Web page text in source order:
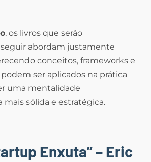
, os livros que serão
abordam justamente
conceitos, frameworks e
ser aplicados na prática
uma mentalidade
sólida e estratégica.
Enxuta” – Eric